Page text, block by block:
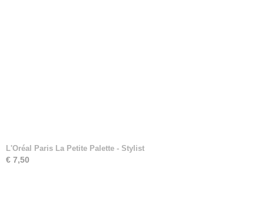
L'Oréal Paris La Petite Palette - Stylist
€ 7,50